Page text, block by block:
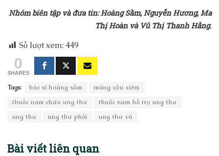
Nhóm biên tậpvà đưa tin: Hoàng Sầm, Nguyễn Hương, Ma
Thị Hoàn và Vũ Thị Thanh Hằng.
Số lượt xem: 449
0
SHARES
Tags: bác sĩ hoàng sầm
mãng cầu xiêm
thuốc nam chữa ung thư
thuốc nam hỗ trợ ung thư
ung thư
ung thư phổi ung thư vú
Bài viếtliên quan